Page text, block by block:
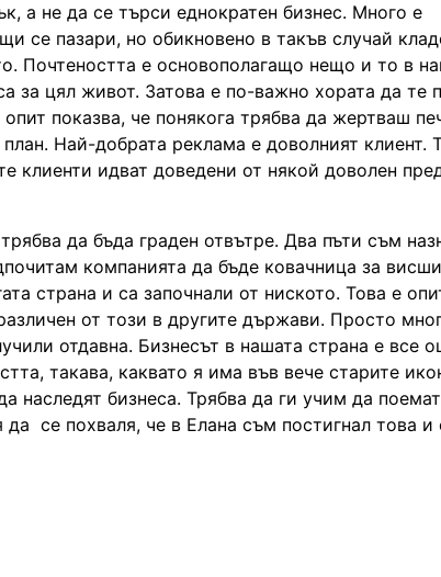
а не да се търси еднократен бизнес. Много е
се пазари, но обикновено в такъв случай
Почтеността е основополагащо нещо и то в
за цял живот. Затова е по-важно хората да те
показва, че понякога трябва да жертваш
Най-добрата реклама е доволният клиент.
клиенти идват доведени от някой доволен
да бъда граден отвътре. Два пъти съм
компанията да бъде ковачница за
страна и са започнали от ниското. Това е
от този в другите държави. Просто
отдавна. Бизнесът в нашата страна е все
такава, каквато я има във вече старите
наследят бизнеса. Трябва да ги учим да поемат
се похваля, че в Елана съм постигнал това и